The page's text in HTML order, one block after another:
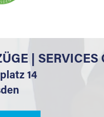
| SERVICES
14